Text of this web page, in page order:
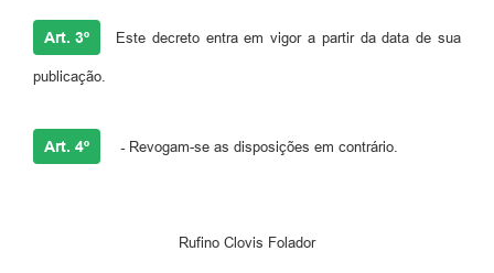
Art. 3º Este decreto entra em vigor a partir da data de sua
publicação.
Art. 4º -Revogam-se as disposições em contrário.
Rufino Clovis Folador